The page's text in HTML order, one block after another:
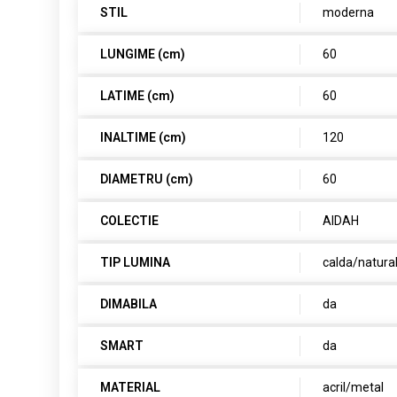
STIL moderna
LUNGIME (cm) 60
LATIME (cm) 60
INALTIME (cm) 120
DIAMETRU (cm) 60
COLECTIE AIDAH
TIP LUMINA calda/
DIMABILA da
SMART da
MATERIAL acril/metal